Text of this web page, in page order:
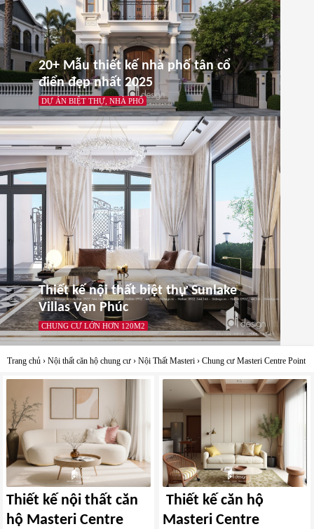
20+ Mẫu thiết kế nhà phố tân cổ
điển đẹp nhất 2025
DỰ ÁN BIỆT THỰ, NHÀ PHỐ
Thiết kế nội thất biệt thự Sunlake
Villas Vạn Phúc
CHUNG CƯ LỚN HƠN 120M2
Trang chủ › Nội thất căn hộ chung cư › Nội Thất Masteri › Chung cư Masteri Centre Point
Thiết kế nội thất căn
hộ Masteri Centre
Thiết kế căn hộ
Masteri Centre